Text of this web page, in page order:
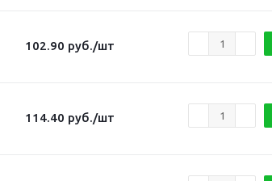
102.90 руб./шт
114.40 руб./шт